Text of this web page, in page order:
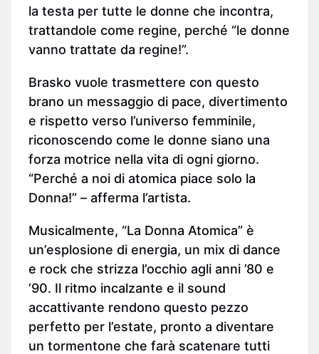
la testa per tutte le donne che incontra,
trattandole come regine, perché “le donne
vanno trattate da regine!”.
Brasko vuole trasmettere con questo
brano un messaggio di pace, divertimento
e rispetto verso l’universo femminile,
riconoscendo come le donne siano una
forza motrice nella vita di ogni giorno.
“Perché a noi di atomica piace solo la
Donna!” – afferma l’artista.
Musicalmente, “La Donna Atomica” è
un’esplosione di energia, un mix di dance
e rock che strizza l’occhio agli anni ’80 e
’90. Il ritmo incalzante e il sound
accattivante rendono questo pezzo
perfetto per l’estate, pronto a diventare
un tormentone che farà scatenare tutti